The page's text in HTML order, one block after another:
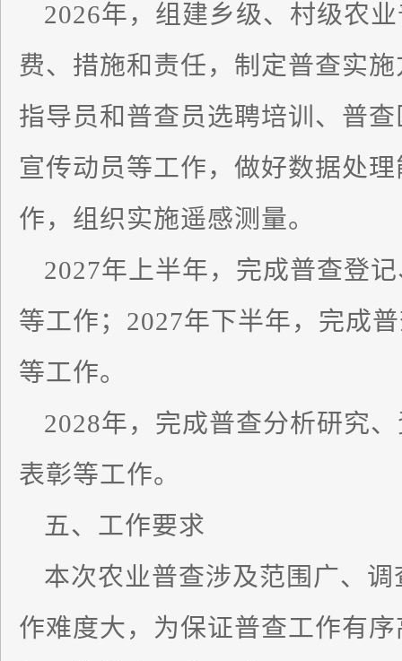
2026年，组建乡级、村级农
费、措施和责任，制定普查实
指导员和普查员选聘培训、普
宣传动员等工作，做好数据处
作，组织实施遥感测量。
2027年上半年，完成普查登
等工作；2027年下半年，完成
等工作。
2028年，完成普查分析研究
表彰等工作。
五、工作要求
本次农业普查涉及范围广、
作难度大，为保证普查工作有